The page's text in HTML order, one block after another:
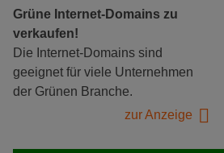
Grüne Internet-Domains zu
verkaufen!
Die Internet-Domains sind
geeignet für viele Unternehmen
der Grünen Branche.
zur Anzeige